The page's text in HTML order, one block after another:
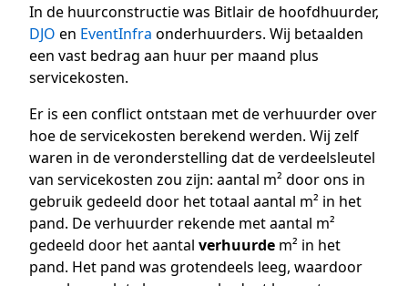
In de huurconstructie was Bitlair de hoofdhuurder,
DJO en EventInfra onderhuurders. Wij betaalden
een vast bedrag aan huur per maand plus
servicekosten.
Er is een conflict ontstaan met de verhuurder over
hoe de servicekosten berekend werden. Wij zelf
waren in de veronderstelling dat de verdeelsleutel
van servicekosten zou zijn: aantal m² door ons in
gebruik gedeeld door het totaal aantal m² in het
pand. De verhuurder rekende met aantal m²
gedeeld door het aantal verhuurde m² in het
pand. Het pand was grotendeels leeg, waardoor